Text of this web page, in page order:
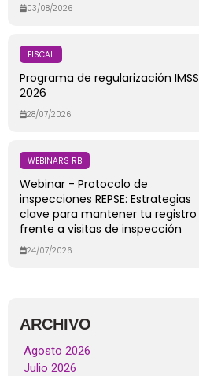
03/08/2026
FISCAL
Programa de regularización IMSS
2026
28/07/2026
WEBINARS RB
Webinar - Protocolo de
inspecciones REPSE: Estrategias
clave para mantener tu registro
frente a visitas de inspección
24/07/2026
ARCHIVO
Agosto 2026
Julio 2026